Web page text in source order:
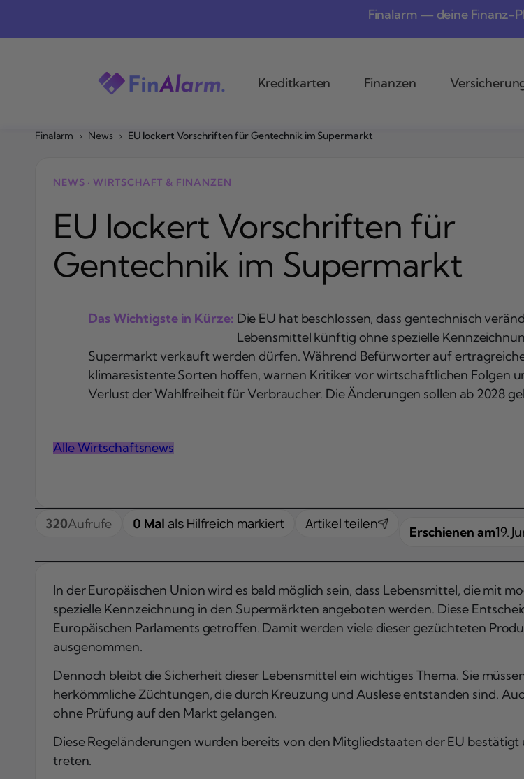
springen
Finalarm — deine Finanz-
Kreditkarten Finanzen
Finalarm › News › EU lockert Vorschriften für Gentechnik im Supermarkt
NEWS · WIRTSCHAFT & FINANZEN
EU lockert Vorschriften für
Gentechnik im Supermarkt
Das Wichtigste in Kürze: Die EU hat beschlossen, dass gentechnisch
Lebensmittel künftig ohne spezielle
Supermarkt verkauft werden dürfen. Während Befürworter auf
klimaresistente Sorten hoffen, warnen Kritiker vor wirtschaftlichen Folgen
Verlust der Wahlfreiheit für Verbraucher. Die Änderungen sollen ab 2028
Alle Wirtschaftsnews
320Aufrufe 0 Malals Hilfreich markiert Artikel teilen
Erschienen am19.
In der Europäischen Union wird es bald möglich sein, dass Lebensmittel, die mit
spezielle Kennzeichnung in den Supermärkten angeboten werden. Diese
Europäischen Parlaments getroffen. Damit werden viele dieser gezüchteten
ausgenommen.
Dennoch bleibt die Sicherheit dieser Lebensmittel ein wichtiges Thema. Sie
herkömmliche Züchtungen, die durch Kreuzung und Auslese entstanden sind.
ohne Prüfung auf den Markt gelangen.
Diese Regeländerungen wurden bereits von den Mitgliedstaaten der EU bestätigt
treten.